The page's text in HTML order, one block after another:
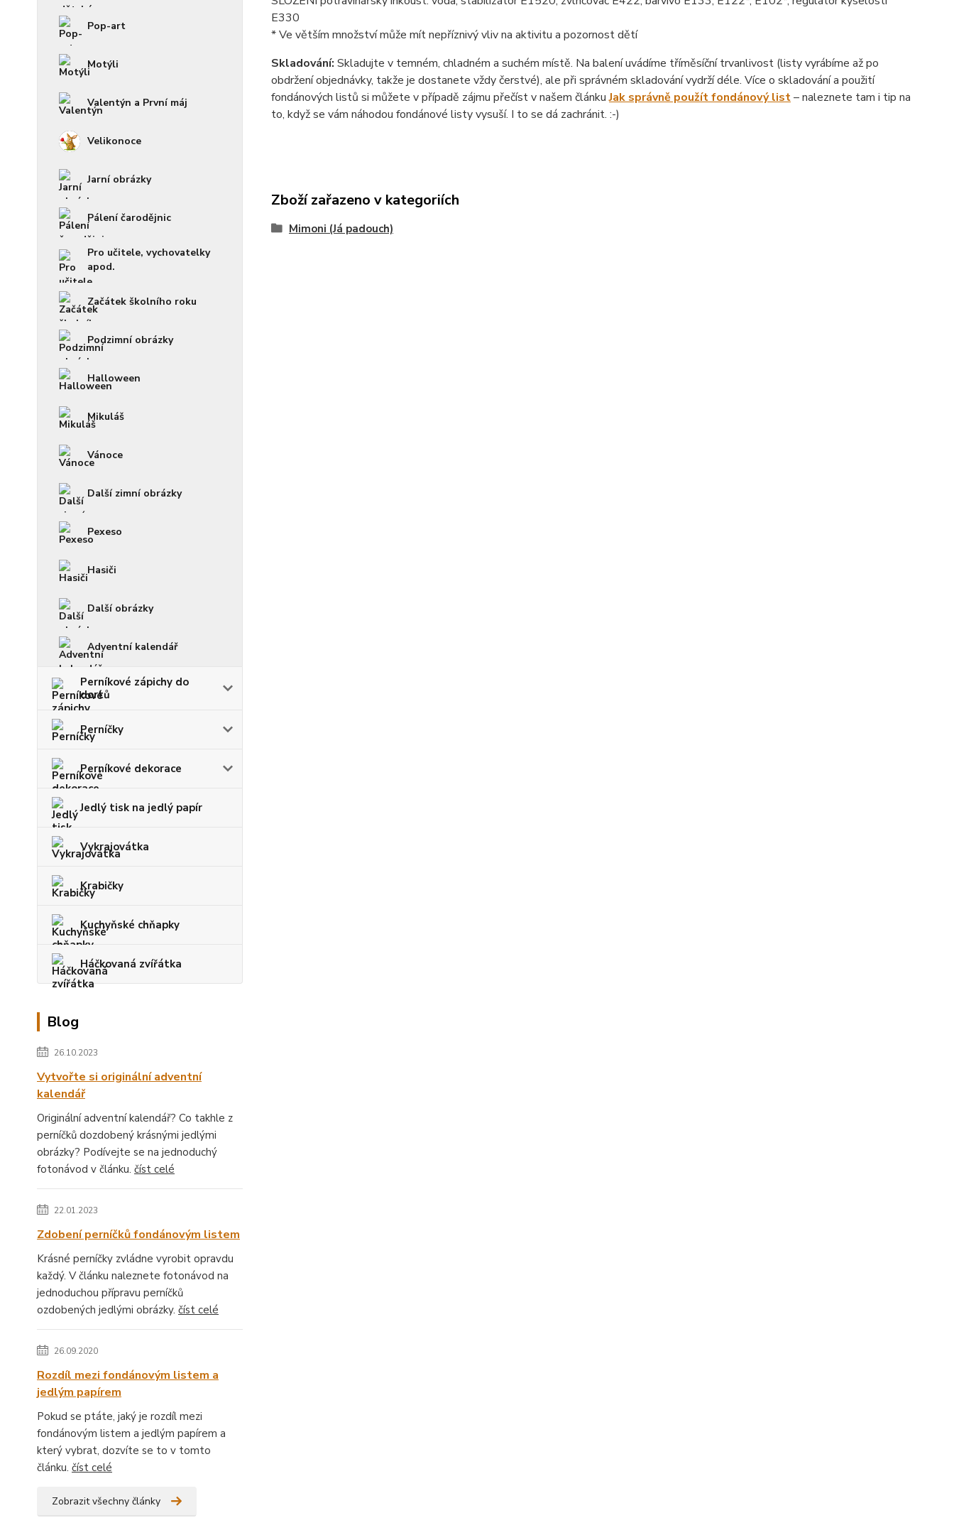
Pop-art
Motýli
Valentýn a První máj
Velikonoce
Jarní obrázky
Pálení čarodějnic
Pro učitele, vychovatelky
apod.
Začátek školního roku
Podzimní obrázky
Halloween
Mikuláš
Vánoce
Další zimní obrázky
Pexeso
Hasiči
Další obrázky
Adventní kalendář
Perníkové zápichy do
dortů
Perníčky
Perníkové dekorace
Jedlý tisk na jedlý papír
Vykrajovátka
Krabičky
Kuchyňské chňapky
Háčkovaná zvířátka
Blog
26.10.2023
Vytvořte si originální adventní
kalendář
Originální adventní kalendář? Co takhle z
perníčků dozdobený krásnými jedlými
obrázky? Podívejte se na jednoduchý
fotonávod v článku. číst celé
22.01.2023
Zdobení perníčků fondánovým listem
Krásné perníčky zvládne vyrobit opravdu
každý. V článku naleznete fotonávod na
jednoduchou přípravu perníčků
ozdobených jedlými obrázky. číst celé
26.09.2020
Rozdíl mezi fondánovým listem a
jedlým papírem
Pokud se ptáte, jaký je rozdíl mezi
fondánovým listem a jedlým papírem a
který vybrat, dozvíte se to v tomto
článku. číst celé
Zobrazit všechny články
E330
* Ve větším množství může mít nepříznivý vliv na aktivitu a pozornost dětí
Skladování: Skladujte v temném, chladném a suchém místě. Na balení uvádíme tříměsíční trvanlivost (listy vyrábíme až po
obdržení objednávky, takže je dostanete vždy čerstvé), ale při správném skladování vydrží déle. Více o skladování a použití
fondánových listů si můžete v případě zájmu přečíst v našem článkuJak správně použít fondánový list– naleznete tam i tip na
to, když se vám náhodou fondánové listy vysuší. I to se dá zachránit. :-)
Zboží zařazeno v kategoriích
Mimoni (Já padouch)